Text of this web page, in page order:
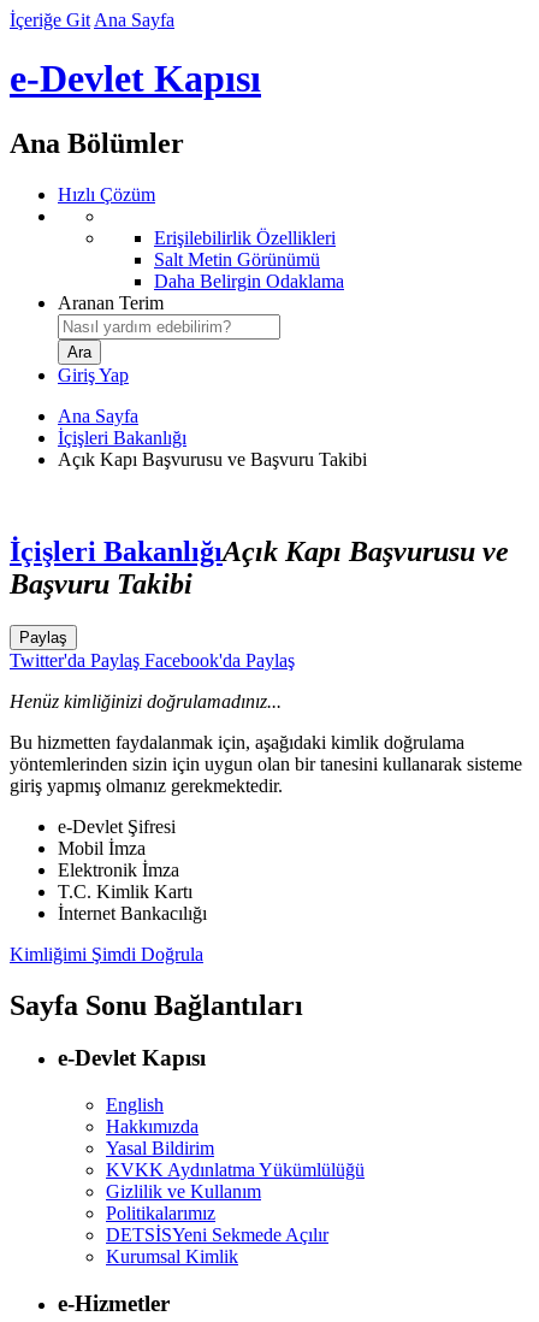
İçeriğe Git Ana Sayfa
e-Devlet Kapısı
Ana Bölümler
Hızlı Çözüm
Erişilebilirlik Özellikleri
Salt Metin Görünümü
Daha Belirgin Odaklama
Aranan Terim
Giriş Yap
Ana Sayfa
İçişleri Bakanlığı
Açık Kapı Başvurusu ve Başvuru Takibi
İçişleri BakanlığıAçık Kapı Başvurusu ve
Başvuru Takibi
Paylaş
Twitter'da Paylaş Facebook'da Paylaş
Henüz kimliğinizi doğrulamadınız...
Bu hizmetten faydalanmak için, aşağıdaki kimlik doğrulama
yöntemlerinden sizin için uygun olan bir tanesini kullanarak sisteme
giriş yapmış olmanız gerekmektedir.
e-Devlet Şifresi
Mobil İmza
Elektronik İmza
T.C. Kimlik Kartı
İnternet Bankacılığı
Kimliğimi Şimdi Doğrula
Sayfa Sonu Bağlantıları
e-Devlet Kapısı
English
Hakkımızda
Yasal Bildirim
KVKK Aydınlatma Yükümlülüğü
Gizlilik ve Kullanım
Politikalarımız
DETSİSYeni Sekmede Açılır
Kurumsal Kimlik
e-Hizmetler